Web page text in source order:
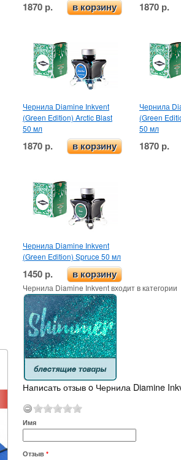
1870 р. в корзину 1870 р.
Чернила Diamine Inkvent
(Green Edition) Arctic Blast
50 мл
1870 р. в корзину
Чернила
(Green
50 мл
1870 р.
Чернила Diamine Inkvent
(Green Edition) Spruce 50 мл
1450 р.
в корзину
Чернила Diamine Inkvent входит в категории
Написать отзыв o Чернила Diamine
Имя
Отзыв *